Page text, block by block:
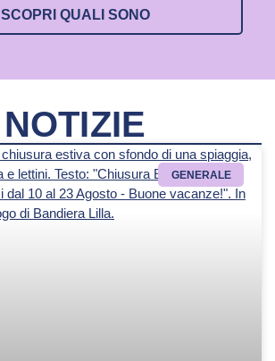
SCOPRI QUALI SONO
NOTIZIE
GENERALE